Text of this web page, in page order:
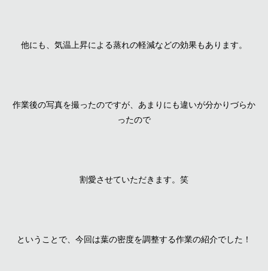
他にも、気温上昇による蒸れの軽減などの効果もあります。
作業後の写真を撮ったのですが、あまりにも違いが分かりづらか
ったので
割愛させていただきます。笑
ということで、今回は葉の密度を調整する作業の紹介でした！